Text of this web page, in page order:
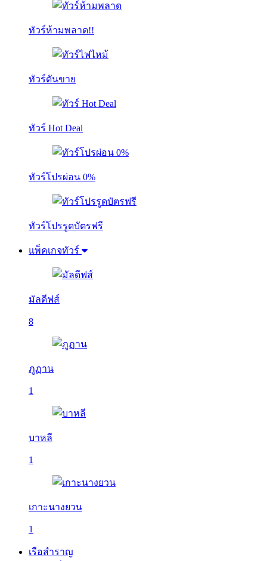
ทัวร์ห้ามพลาด!!
ทัวร์ดันขาย
ทัวร์ Hot Deal
ทัวร์โปรผ่อน 0%
ทัวร์โปรรูดบัตรฟรี
แพ็คเกจทัวร์
มัลดีฟส์
8
ภูฏาน
1
บาหลี
1
เกาะนางยวน
1
เรือสำราญ